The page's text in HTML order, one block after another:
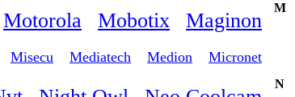
M
Maginon
Mobotix
Motorola
Micronet
Medion
Mediatech
Misecu
N